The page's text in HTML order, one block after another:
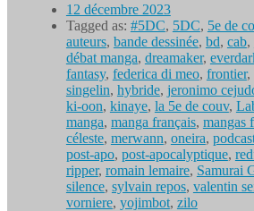
12 décembre 2023
Tagged as: #5DC, 5DC, 5e de
auteurs, bande dessinée, bd, cab,
débat manga, dreamaker,
fantasy, federica di meo, frontier,
singelin, hybride, jeronimo
ki-oon, kinaye, la 5e de couv,
manga, manga français, mangas
céleste, merwann, oneira,
post-apo, post-apocalyptique,
ripper, romain lemaire, Samurai
silence, sylvain repos, valentin
vorniere, yojimbot, zilo